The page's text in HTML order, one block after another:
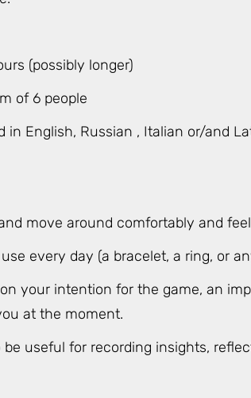
(possibly longer)
of 6 people
in English, Russian , Italian or/and
move around comfortably and
every day (a bracelet, a ring, or
your intention for the game, an
at the moment.
useful for recording insights,